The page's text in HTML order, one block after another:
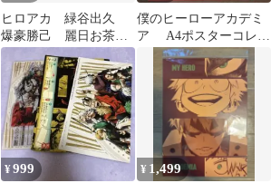
ヒロアカ 緑谷出久
爆豪勝己 麗日お茶
子 轟焦凍 死柄木
弔 クリアポスター
僕のヒーローアカデミ
ア A4ポスターコレク
ション3 ホークス
¥999 ¥ 1,499